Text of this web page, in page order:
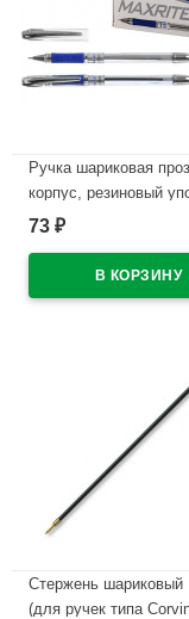
Ручка шариковая
корпус, резиновый
(PIANO) Максрайтер
арт.РТ-338/1152
73 ₽
Стержень шариковый
(для ручек типа